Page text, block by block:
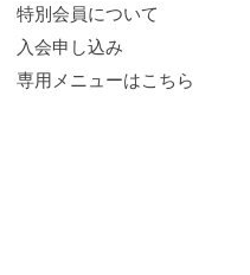
特別会員について
入会申し込み
専用メニューはこちら